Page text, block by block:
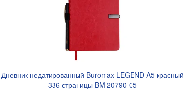
Дневник недатированный Buromax LEGEND A5 красный
336 страницы BM.20790-05